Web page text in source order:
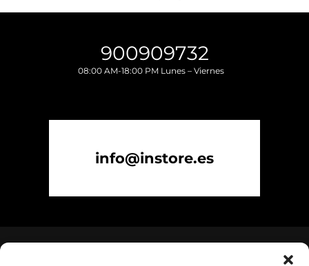
900909732
08:00 AM-18:00 PM Lunes – Viernes
info@instore.es